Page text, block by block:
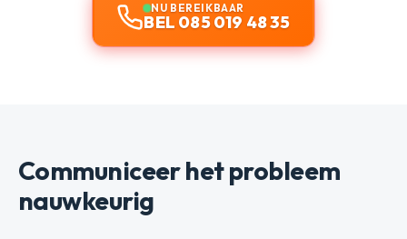
NU BEREIKBAAR
BEL 085 019 48 35
Communiceer het probleem
nauwkeurig